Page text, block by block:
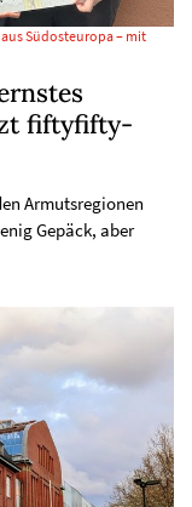
Südosteuropa – mit
fiftyfifty-
Armutsregionen
Gepäck, aber